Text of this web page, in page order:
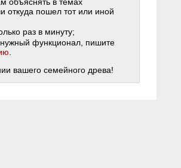
откуда пошел тот или иной
раз в минуту;
функционал, пишите
вашего семейного древа!